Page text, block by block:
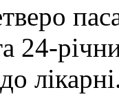
24-